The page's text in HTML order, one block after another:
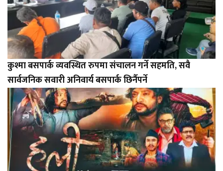
कुश्मा बसपार्क व्यवस्थित रुपमा संचालन गर्ने सहमति, सवै
सार्वजनिक सवारी अनिवार्य बसपार्क छिर्नैपर्ने